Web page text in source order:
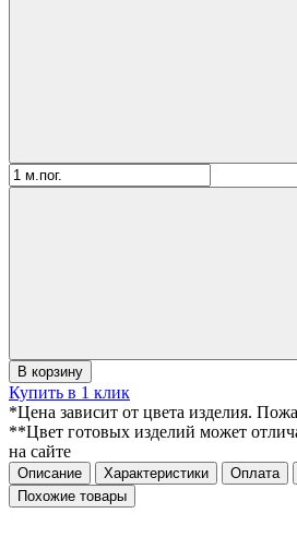
В корзину
Купить в 1 клик
*Цена зависит от цвета изделия.
**Цвет готовых изделий может
на сайте
Описание Характеристики Оплата
Похожие товары